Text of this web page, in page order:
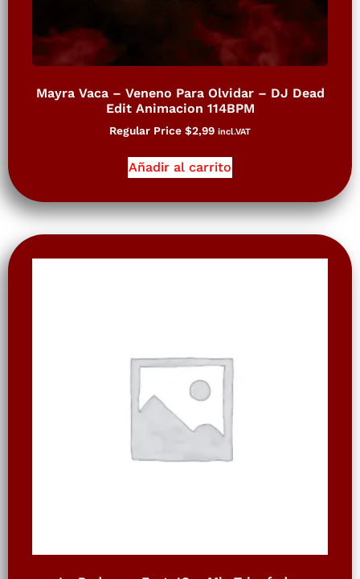
Mayra Vaca – Veneno Para Olvidar – DJ Dead
Edit Animacion 114BPM
Regular Price $2,99 incl.VAT
Añadir al carrito